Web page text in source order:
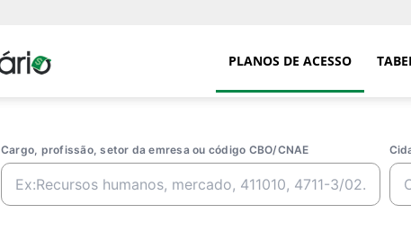
Portal PLANOS DE ACESSO
Cargo, profissão, setor da emresa ou código CBO/CNAE